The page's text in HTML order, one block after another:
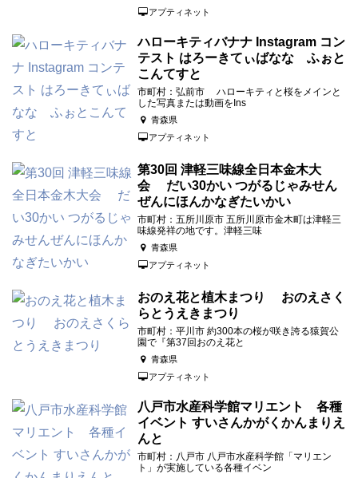
アプティネット
ハローキティバナナ Instagram コン
テスト はろーきてぃばなな ふぉと
こんてすと
市町村：弘前市 ハローキティと桜をメインと
した写真または動画をIns
青森県
アプティネット
第30回 津軽三味線全日本金木大
会 だい30かい つがるじゃみせん
ぜんにほんかなぎたいかい
市町村：五所川原市 五所川原市金木町は津軽三
味線発祥の地です。津軽三味
青森県
アプティネット
おのえ花と植木まつり おのえさく
らとうえきまつり
市町村：平川市 約300本の桜が咲き誇る猿賀公
園で『第37回おのえ花と
青森県
アプティネット
八戸市水産科学館マリエント 各種
イベント すいさんかがくかんまりえ
んと
市町村：八戸市 八戸市水産科学館「マリエン
ト」が実施している各種イベン